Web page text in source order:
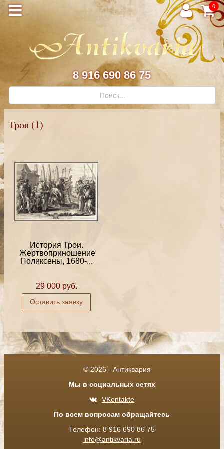
0
8 916 690 86 75
Троя (1)
История Трои.
Жертвоприношение
Поликсены, 1680-...
29 000 руб.
Оставить заявку
© 2026 - Антиквария
Мы в социальных сетях
VKontakte
По всем вопросам обращайтесь
Телефон: 8 916 690 86 75
info@antikvaria.ru